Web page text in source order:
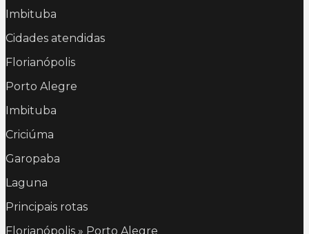
Imbituba
Cidades atendidas
Florianópolis
Porto Alegre
Imbituba
Criciúma
Garopaba
Laguna
Principais rotas
Florianópolis » Porto Alegre